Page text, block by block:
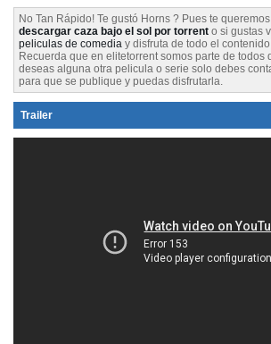
No Tan Rápido! Te gustó Horns ? Pues te
descargar caza bajo el sol por torrent o si gustas
peliculas de comedia y disfruta de todo el
Recuerda que en elitetorrent somos parte de todos
deseas alguna otra pelicula o serie solo debes
para que se publique y puedas disfrutarla.
Trailer